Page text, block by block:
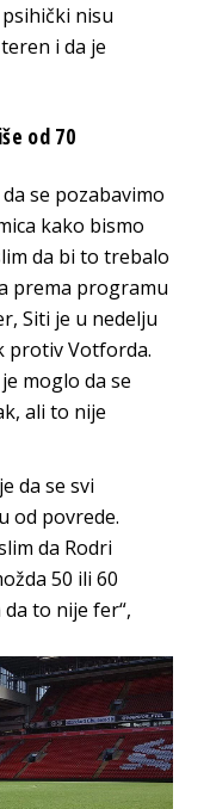
nisu
i da je
od 70
se pozabavimo
kako bismo
da bi to trebalo
prema programu
Siti je u nedelju
protiv Votforda.
moglo da se
ali to nije
da se svi
od povrede.
da Rodri
50 ili 60
to nije fer“,